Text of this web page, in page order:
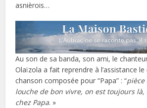
asnièrois…
Au son de sa banda, son ami, le
Olaïzola a fait reprendre à l’assistance
chanson composée pour “Papa” : “pièce
louche de bon vivre, on est toujours là,
chez Papa. »